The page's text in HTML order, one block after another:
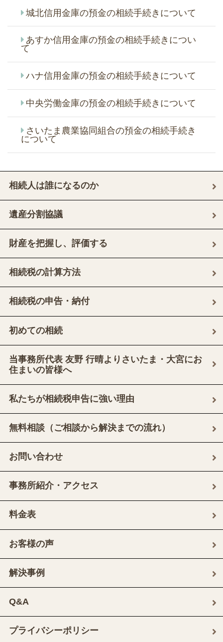
城北信用金庫の預金の相続手続きについて
あすか信用金庫の預金の相続手続きについ
て
ハナ信用金庫の預金の相続手続きについて
中央労働金庫の預金の相続手続きについて
さいたま農業協同組合の預金の相続手続き
について
相続人は誰になるのか
遺産分割協議
財産を把握し、評価する
相続税の計算方法
相続税の申告・納付
初めての相続
当事務所代表 友野 行晴よりさいたま・大宮にお
住まいの皆様へ
私たちが相続税申告に強い理由
無料相談（ご相談から解決までの流れ）
お問い合わせ
事務所紹介・アクセス
料金表
お客様の声
解決事例
Q&A
プライバシーポリシー